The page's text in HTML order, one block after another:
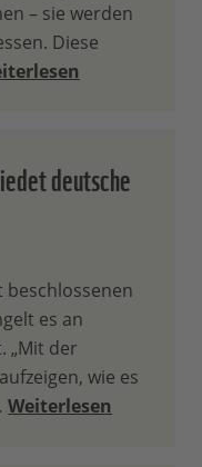
– sie werden
Diese
deutsche
es an
„Mit der
wie es
Weiterlesen